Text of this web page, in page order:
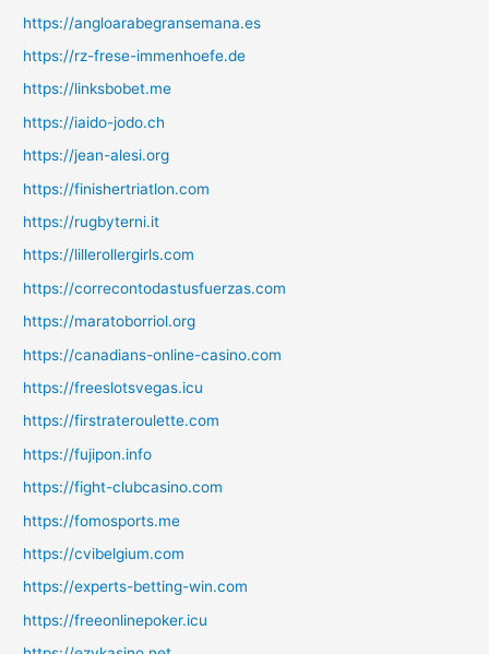
https://angloarabegransemana.es
https://rz-frese-immenhoefe.de
https://linksbobet.me
https://iaido-jodo.ch
https://jean-alesi.org
https://finishertriatlon.com
https://rugbyterni.it
https://lillerollergirls.com
https://correcontodastusfuerzas.com
https://maratoborriol.org
https://canadians-online-casino.com
https://freeslotsvegas.icu
https://firstrateroulette.com
https://fujipon.info
https://fight-clubcasino.com
https://fomosports.me
https://cvibelgium.com
https://experts-betting-win.com
https://freeonlinepoker.icu